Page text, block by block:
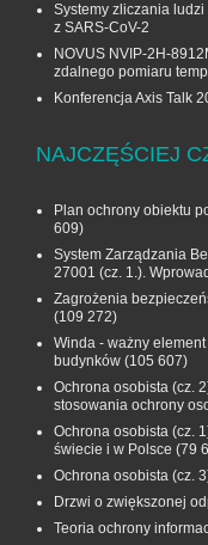
Systemy zliczania
z SARS-CoV-2
NOVUS NVIP-2H-
zdalnego pomiaru
Konferencja Axis Talk
NAJCZĘŚCIEJ
Plan ochrony obiektu
609)
System Zarządzania
27001 (cz. 1.).
Zagrożenia
(109 272)
Winda - ważny
budynków (105 607)
Ochrona osobista (cz.
stosowania ochrony
Ochrona osobista (cz.
świecie i w Polsce (79
Ochrona osobista (cz.
Drzwi o zwiększonej
Teoria ochrony